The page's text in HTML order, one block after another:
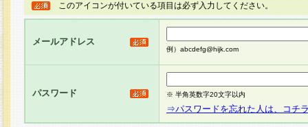
このアイコンが付いている項目は必ず入力してください。
メールアドレス
例）abcdefg@hijk.com
パスワード ※ 半角英数字20文字以内
⇒パスワードを忘れた人は、コチ